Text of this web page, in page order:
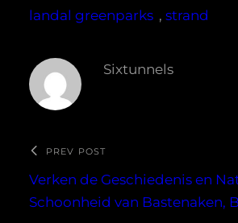
landal greenparks , strand
Sixtunnels
PREV POST
Verken de Geschiedenis en
Schoonheid van Bastenaken,